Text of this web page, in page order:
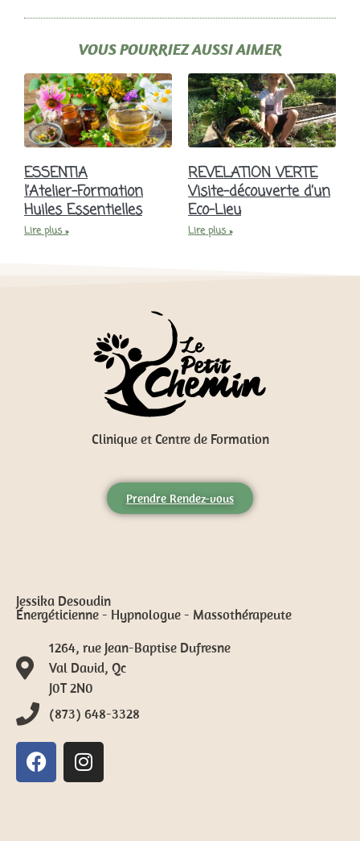
VOUS POURRIEZ AUSSI AIMER
ESSENTIA
l’Atelier-Formation
Huiles Essentielles
Lire plus »
REVELATION VERTE
Visite-découverte d’un
Eco-Lieu
Lire plus »
Clinique et Centre de Formation
Prendre Rendez-vous
Jessika Desoudin
Énergéticienne - Hypnologue - Massothérapeute
1264, rue Jean-Baptise Dufresne
Val David, Qc
J0T 2N0
(873) 648-3328